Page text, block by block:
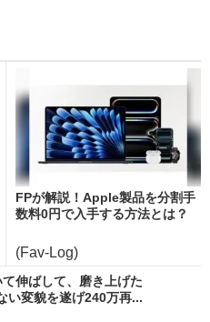
FPが解説！Apple製品を分割手
数料0円で入手する方法とは？
(Fav-Log)
伸ばして、磨き上げた
変貌を遂げ240万再...